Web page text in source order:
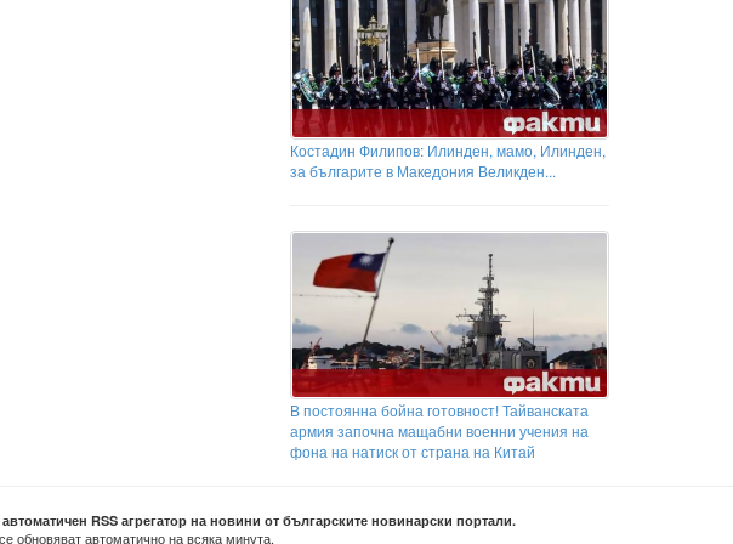
Костадин Филипов: Илинден, мамо, Илинден,
за българите в Македония Великден...
В постоянна бойна готовност! Тайванската
армия започна мащабни военни учения на
фона на натиск от страна на Китай
RSS агрегатор на новини от българските новинарски портали.
обновяват автоматично на всяка минута.